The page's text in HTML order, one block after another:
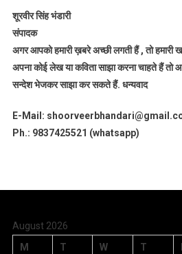
शूरवीर सिंह भंडारी
संपादक
अगर आपको हमारी ख़बरे अच्छी लगती हैं , तो
अपना कोई लेख या कविता साझा करना चाहते हैं
सन्देश भेजकर साझा कर सकते हैं. धन्यवाद
E-Mail:
Ph.: 9837425521 (whatsapp)
August 2026
M
T W T